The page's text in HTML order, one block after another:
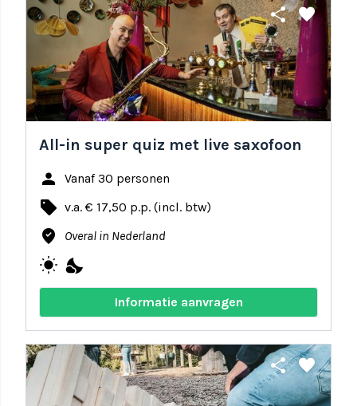
share favorite
All-in super quiz met live saxofoon
person Vanaf 30 personen
local_offer v.a. € 17,50 p.p. (incl. btw)
where_to_vote Overal in Nederland
wb_sunny nights_stay
Informatie aanvragen
share favorite